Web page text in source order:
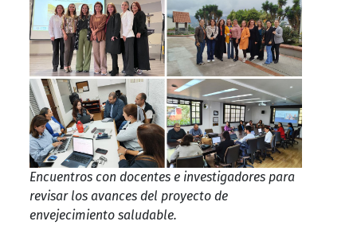
Encuentros con docentes e investigadores para
revisar los avances del proyecto de
envejecimiento saludable.